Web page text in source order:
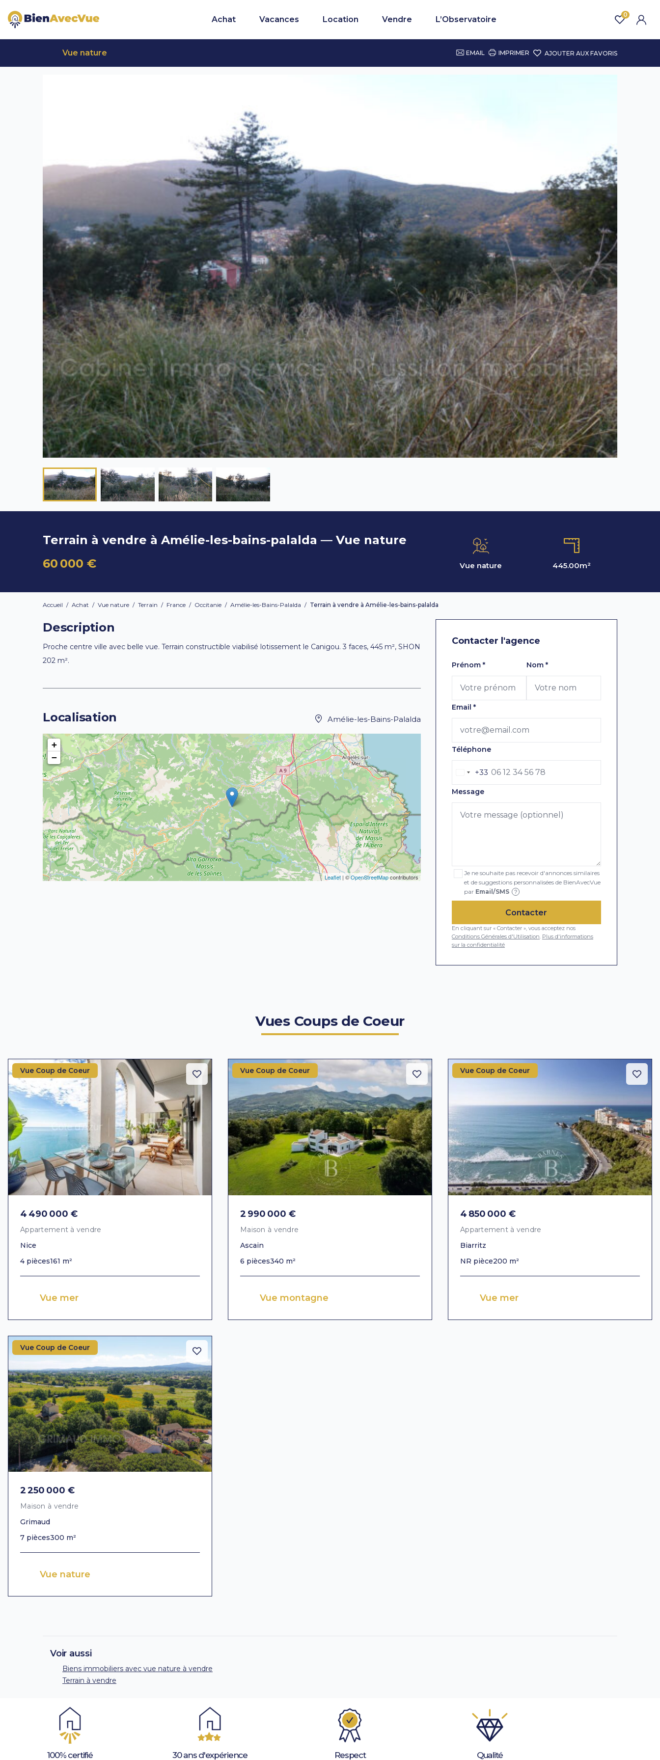
Achat
Vacances Location Vendre L’Observatoire
0
Vue nature EMAIL IMPRIMER AJOUTER AUX FAVORIS
Terrain à vendre à Amélie-les-bains-palalda — Vue nature
60 000 €
Vue nature 445.00m²
Accueil / Achat / Vue nature / Terrain / France / Occitanie / Amélie-les-Bains-Palalda / Terrain à vendre à Amélie-les-bains-palalda
Description
Proche centre ville avec belle vue. Terrain constructible viabilisé lotissement le Canigou. 3 faces, 445 m², SHON
202 m².
Localisation Amélie-les-Bains-Palalda
+
−
Leaflet| ©OpenStreetMapcontributors
Contacter l'agence
Laissez ce champ vide
Prénom * Nom *
Email *
Téléphone
+33
Message
Je ne souhaite pas recevoir d'annonces similaires
et de suggestions personnalisées de BienAvecVue
par Email/SMS ?
Contacter
En cliquant sur « Contacter », vous acceptez nos
Conditions Générales d'Utilisation. Plus d'informations
sur la confidentialité
Vues Coups de Coeur
Vue Coup de Coeur
4 490 000 €
Appartement à vendre
Nice
4 pièces161 m²
Vue mer
Vue Coup de Coeur
2 990 000 €
Maison à vendre
Ascain
6 pièces340 m²
Vue montagne
Vue Coup de Coeur
4 850 000 €
Appartement à vendre
Biarritz
NR pièce200 m²
Vue mer
Vue Coup de Coeur
2 250 000 €
Maison à vendre
Grimaud
7 pièces300 m²
Vue nature
Voir aussi
Biens immobiliers avec vue nature à vendre
Terrain à vendre
100% certifié 30 ans d'expérience Respect Qualité